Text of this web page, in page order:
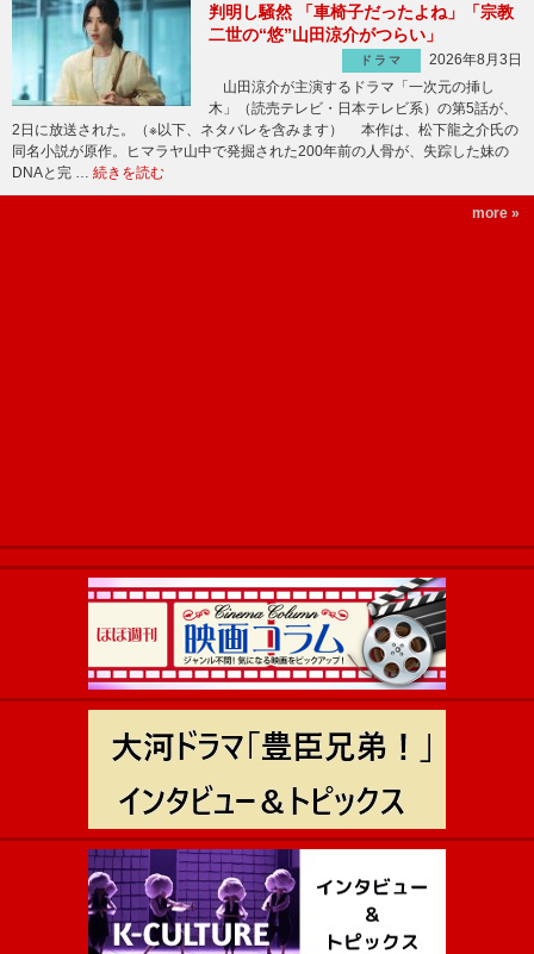
判明し騒然 「車椅子だったよね」「宗教
二世の“悠”山田涼介がつらい」
ドラマ
2026年8月3日
山田涼介が主演するドラマ「一次元の挿し
木」（読売テレビ・日本テレビ系）の第5話が、
2日に放送された。（※以下、ネタバレを含みます） 本作は、松下龍之介氏の
同名小説が原作。ヒマラヤ山中で発掘された200年前の人骨が、失踪した妹の
DNAと完 … 続きを読む
more »